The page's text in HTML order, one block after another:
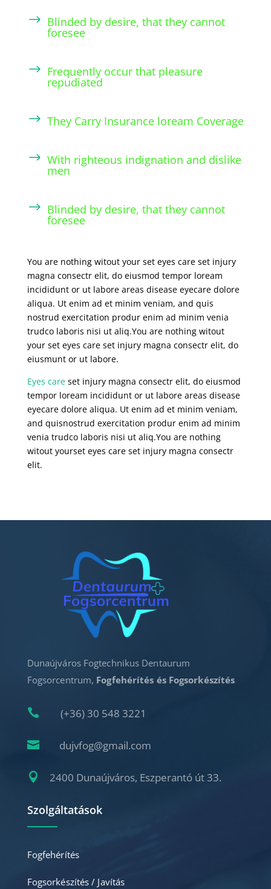
$ Blinded by desire, that they cannot
foresee
$ Frequently occur that pleasure
repudiated
$ They Carry Insurance loream Coverage
$ With righteous indignation and dislike
men
$ Blinded by desire, that they cannot
foresee
You are nothing witout your set eyes care set injury
magna consectr elit, do eiusmod tempor loream
incididunt or ut labore areas disease eyecare dolore
aliqua. Ut enim ad et minim veniam, and quis
nostrud exercitation produr enim ad minim venia
trudco laboris nisi ut aliq.You are nothing witout
your set eyes care set injury magna consectr elit, do
eiusmunt or ut labore.
Eyes careset injury magna consectr elit, do eiusmod
tempor loream incididunt or ut labore areas disease
eyecare dolore aliqua. Ut enim ad et minim veniam,
and quisnostrud exercitation produr enim ad minim
venia trudco laboris nisi ut aliq.You are nothing
witout yourset eyes care set injury magna consectr
elit.
Dunaújváros Fogtechnikus Dentaurum
Fogsorcentrum, Fogfehérítés és Fogsorkészítés
 (+36) 30 548 3221
 dujvfog@gmail.com
 2400 Dunaújváros, Eszperantó út 33.
Szolgáltatások
Fogfehérítés
Fogsorkészítés / Javítás